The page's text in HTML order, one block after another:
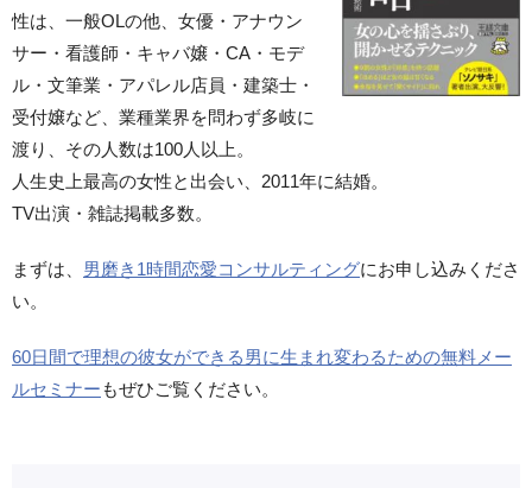
性は、一般OLの他、女優・アナウン
サー・看護師・キャバ嬢・CA・モデ
ル・文筆業・アパレル店員・建築士・
受付嬢など、業種業界を問わず多岐に
渡り、その人数は100人以上。
人生史上最高の女性と出会い、2011年に結婚。
TV出演・雑誌掲載多数。
まずは、 男磨き1時間恋愛コンサルティングにお申し込みくださ
い。
60日間で理想の彼女ができる男に生まれ変わるための無料メー
ルセミナー もぜひご覧ください。